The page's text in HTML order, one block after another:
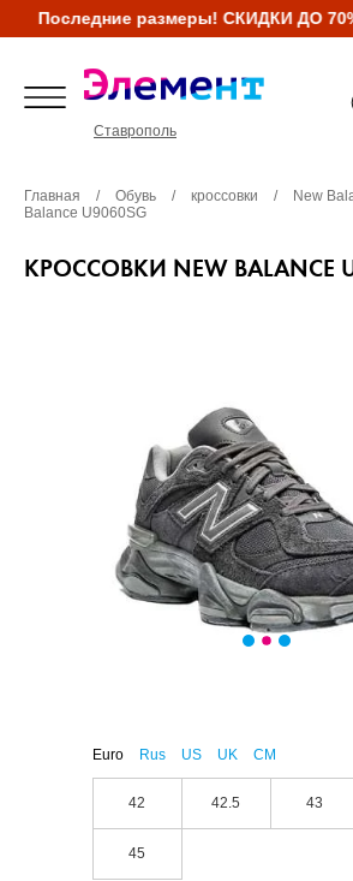
Последние размеры! СКИДКИ ДО 70%
Ставрополь
Главная / Обувь / кроссовки / New
Balance U9060SG
КРОССОВКИ NEW BALANCE
Euro Rus US UK CM
42 42.5 43
45